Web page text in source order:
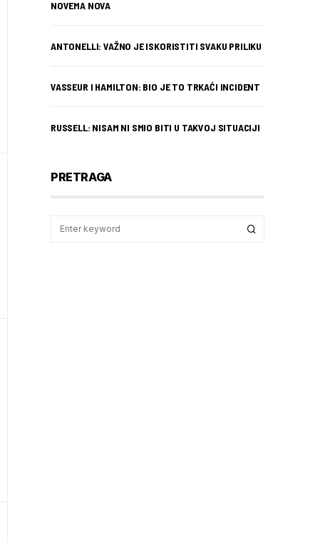
NOVEMA NOVA
ANTONELLI: VAŽNO JE ISKORISTITI SVAKU PRILIKU
VASSEUR I HAMILTON: BIO JE TO TRKAĆI INCIDENT
RUSSELL: NISAM NI SMIO BITI U TAKVOJ SITUACIJI
PRETRAGA